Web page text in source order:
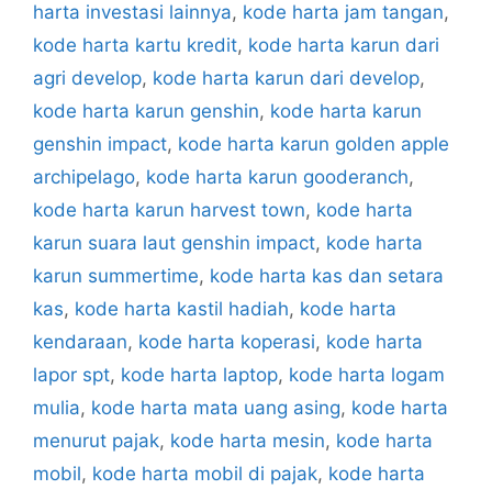
harta investasi lainnya, kode harta jam tangan,
kode harta kartu kredit, kode harta karun dari
agri develop, kode harta karun dari develop,
kode harta karun genshin, kode harta karun
genshin impact, kode harta karun golden apple
archipelago, kode harta karun gooderanch,
kode harta karun harvest town, kode harta
karun suara laut genshin impact, kode harta
karun summertime, kode harta kas dan setara
kas, kode harta kastil hadiah, kode harta
kendaraan, kode harta koperasi, kode harta
lapor spt, kode harta laptop, kode harta logam
mulia, kode harta mata uang asing, kode harta
menurut pajak, kode harta mesin, kode harta
mobil, kode harta mobil di pajak, kode harta